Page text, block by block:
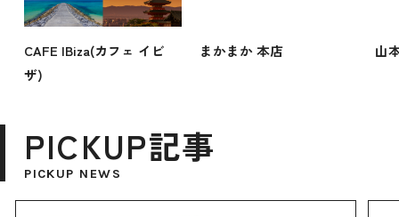
CAFE IBiza(カフェ イビ
ザ)
まかまか 本店 山
PICKUP記事
PICKUP NEWS